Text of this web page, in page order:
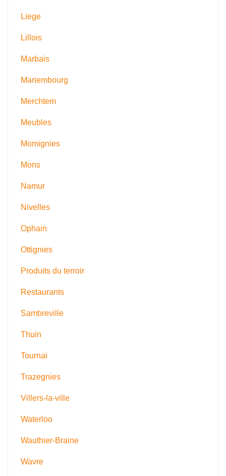
Liege
Lillois
Marbais
Mariembourg
Merchtem
Meubles
Momignies
Mons
Namur
Nivelles
Ophain
Ottignies
Produits du terroir
Restaurants
Sambreville
Thuin
Tournai
Trazegnies
Villers-la-ville
Waterloo
Wauthier-Braine
Wavre